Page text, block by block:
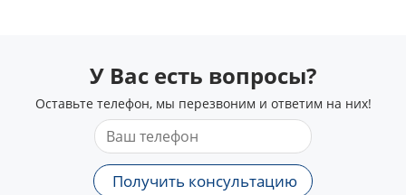
У Вас есть вопросы?
Оставьте телефон, мы перезвоним и ответим на них!
Получить консультацию